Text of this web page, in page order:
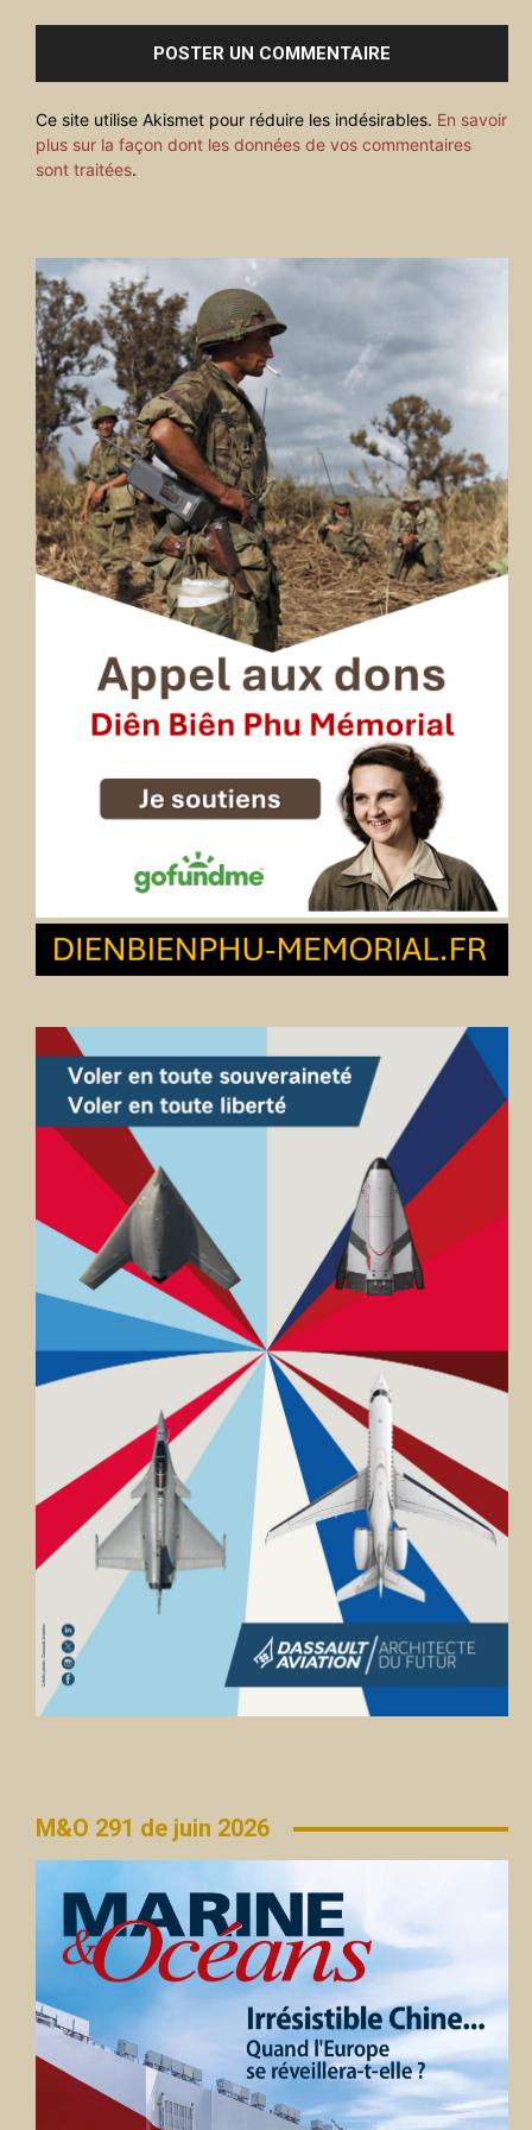
Ce site utilise Akismet pour réduire les indésirables. En savoir
plus sur la façon dont les données de vos commentaires
sont traitées.
M&O 291 de juin 2026